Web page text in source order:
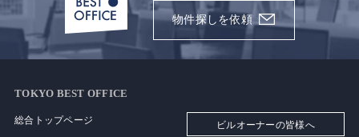
物件探しを依頼
TOKYO BEST OFFICE
総合トップページ ビルオーナーの皆様へ